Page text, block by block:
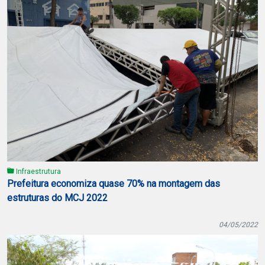
Infraestrutura
Prefeitura economiza quase 70% na montagem das
estruturas do MCJ 2022
04/05/2022